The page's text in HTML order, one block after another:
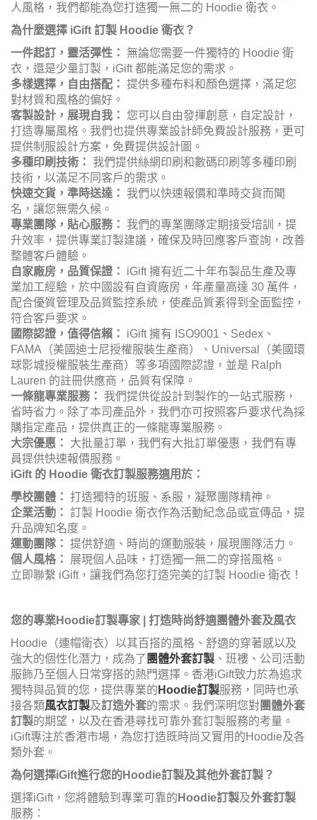
人風格，我們都能為您打造獨一無二的 Hoodie 衛衣。
為什麼選擇 iGift 訂製 Hoodie 衛衣？
一件起訂，靈活彈性：
無論您需要一件獨特的 Hoodie 衛
衣，還是少量訂製，iGift 都能滿足您的需求。
多樣選擇，自由搭配： 提供多種布料和顏色選擇，滿足您
對材質和風格的偏好。
客製設計，展現自我： 您可以自由發揮創意，自定設計，
打造專屬風格。我們也提供專業設計師免費設計服務，更可
提供制服設計方案，免費提供設計圖。
多種印刷技術： 我們提供絲網印刷和數碼印刷等多種印刷
技術，以滿足不同客戶的需求。
快速交貨，準時送達： 我們以快速報價和準時交貨而聞
名，讓您無需久候。
專業團隊，貼心服務： 我們的專業團隊定期接受培訓，提
升效率，提供專業訂製建議，確保及時回應客戶查詢，改善
整體客戶體驗。
自家廠房，品質保證：
iGift 擁有近二十年布製品生產及專
業加工經驗，於中國設有自資廠房，年產量高達 30 萬件，
配合優質管理及品質監控系統，使產品質素得到全面監控，
符合客戶要求。
國際認證，值得信賴：
iGift 擁有 ISO9001、Sedex、
FAMA（美國迪士尼授權服裝生產商）、Universal（美國環
球影城授權服裝生產商）等多項國際認證，並是 Ralph
Lauren 的註冊供應商，品質有保障。
一條龍專業服務： 我們提供從設計到製作的一站式服務，
省時省力。除了本司產品外，我們亦可按照客戶要求代為採
購指定產品，提供真正的一條龍專業服務。
大宗優惠：
大批量訂單，我們有大批訂單優惠，我們有專
員提供快速報價服務。
iGift 的 Hoodie 衛衣訂製服務適用於：
學校團體： 打造獨特的班服、系服，凝聚團隊精神。
企業活動： 訂製 Hoodie 衛衣作為活動紀念品或宣傳品，提
升品牌知名度。
運動團隊： 提供舒適、時尚的運動服裝，展現團隊活力。
個人風格：
展現個人品味，打造獨一無二的穿搭風格。
立即聯繫 iGift，讓我們為您打造完美的訂製 Hoodie 衛衣！
您的專業Hoodie訂製專家 | 打造時尚舒適團體外套及風衣
Hoodie（連帽衛衣）以其百搭的風格、舒適的穿著感以及
強大的個性化潛力，成為了 團體外套訂製 、班褸、公司活動
服飾乃至個人日常穿搭的熱門選擇。香港iGift致力於為追求
獨特與品質的您，提供專業的 Hoodie訂製服務，同時也承
接各類風衣訂製及訂造外套的需求。我們深明您對團體外套
訂製的期望，以及在香港尋找可靠外套訂製服務的考量。
iGift專注於香港市場，為您打造既時尚又實用的Hoodie及各
類外套。
為何選擇iGift進行您的Hoodie訂製及其他外套訂製？
選擇iGift，您將體驗到專業可靠的 Hoodie訂製及外套訂製
服務：